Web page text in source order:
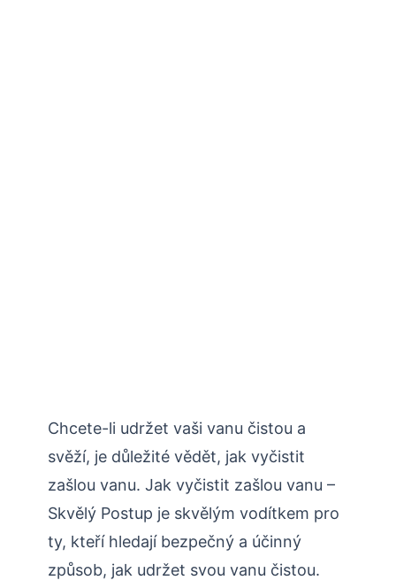
Chcete-li udržet vaši vanu čistou a
svěží, je důležité vědět, jak vyčistit
zašlou vanu. Jak vyčistit zašlou vanu –
Skvělý Postup je skvělým vodítkem pro
ty, kteří hledají bezpečný a účinný
způsob, jak udržet svou vanu čistou.